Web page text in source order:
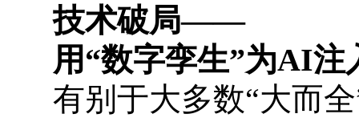
技术破局——
用“数字孪生”为AI注
有别于大多数“大而